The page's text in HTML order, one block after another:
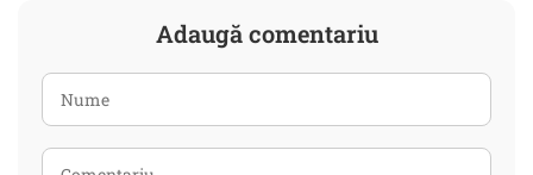
Adaugă comentariu